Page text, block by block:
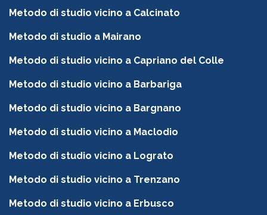
Metodo di studio vicino a Calcinato
Metodo di studio a Mairano
Metodo di studio vicino a Capriano del Colle
Metodo di studio vicino a Barbariga
Metodo di studio vicino a Bargnano
Metodo di studio vicino a Maclodio
Metodo di studio vicino a Lograto
Metodo di studio vicino a Trenzano
Metodo di studio vicino a Erbusco